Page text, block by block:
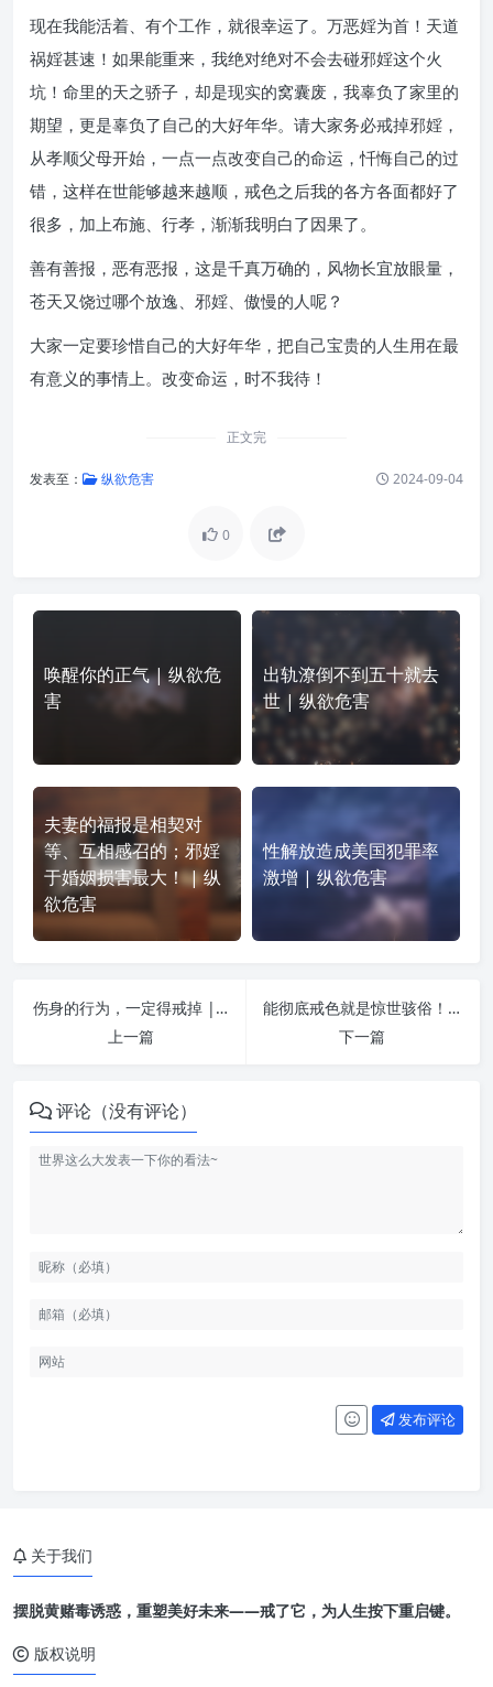
现在我能活着、有个工作，就很幸运了。万恶婬为首！天道
祸婬甚速！如果能重来，我绝对绝对不会去碰邪婬这个火
坑！命里的天之骄子，却是现实的窝囊废，我辜负了家里的
期望，更是辜负了自己的大好年华。请大家务必戒掉邪婬，
从孝顺父母开始，一点一点改变自己的命运，忏悔自己的过
错，这样在世能够越来越顺，戒色之后我的各方各面都好了
很多，加上布施、行孝，渐渐我明白了因果了。
善有善报，恶有恶报，这是千真万确的，风物长宜放眼量，
苍天又饶过哪个放逸、邪婬、傲慢的人呢？
大家一定要珍惜自己的大好年华，把自己宝贵的人生用在最
有意义的事情上。改变命运，时不我待！
正文完
发表至： 纵欲危害 2024-09-04
0
唤醒你的正气 | 纵欲危
害
出轨潦倒不到五十就去
世 | 纵欲危害
夫妻的福报是相契对
等、互相感召的；邪婬
于婚姻损害最大！ | 纵
欲危害
性解放造成美国犯罪率
激增 | 纵欲危害
伤身的行为，一定得戒掉 | 纵欲危害
上一篇
能彻底戒色就是惊世骇俗！ | 纵欲危害
下一篇
评论（没有评论）
发布评论
关于我们
摆脱黄赌毒诱惑，重塑美好未来——戒了它，为人生按下重启键。
版权说明